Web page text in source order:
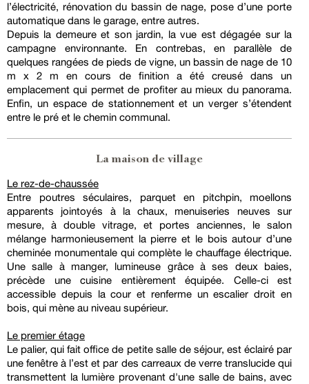
l’électricité, rénovation du bassin de nage, pose d’une porte
automatique dans le garage, entre autres.
Depuis la demeure et son jardin, la vue est dégagée sur la
campagne environnante. En contrebas, en parallèle de
quelques rangées de pieds de vigne, un bassin de nage de 10
m x 2 m en cours de finition a été creusé dans un
emplacement qui permet de profiter au mieux du panorama.
Enfin, un espace de stationnement et un verger s’étendent
entre le pré et le chemin communal.
La maison de village
Le rez-de-chaussée
Entre poutres séculaires, parquet en pitchpin, moellons
apparents jointoyés à la chaux, menuiseries neuves sur
mesure, à double vitrage, et portes anciennes, le salon
mélange harmonieusement la pierre et le bois autour d’une
cheminée monumentale qui complète le chauffage électrique.
Une salle à manger, lumineuse grâce à ses deux baies,
précède une cuisine entièrement équipée. Celle-ci est
accessible depuis la cour et renferme un escalier droit en
bois, qui mène au niveau supérieur.
Le premier étage
Le palier, qui fait office de petite salle de séjour, est éclairé par
une fenêtre à l’est et par des carreaux de verre translucide qui
transmettent la lumière provenant d'une salle de bains, avec